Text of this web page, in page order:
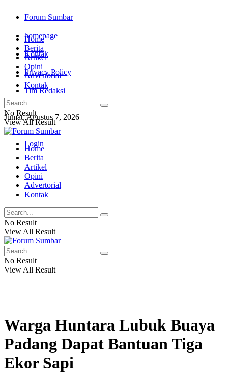
Forum Sumbar
homepage
Kontak
Privacy Policy
Tim Redaksi
Jumat, Agustus 7, 2026
Login
Home
Berita
Artikel
Opini
Advertorial
Kontak
No Result
View All Result
Home
Berita
Artikel
Opini
Advertorial
Kontak
No Result
View All Result
No Result
View All Result
Warga Huntara Lubuk Buaya
Padang Dapat Bantuan Tiga
Ekor Sapi